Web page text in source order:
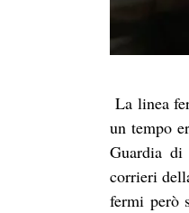
La linea
un tempo
Guardia di
corrieri
fermi però